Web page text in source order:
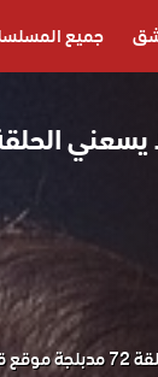
جميع
مسلسل هذا العالم لا